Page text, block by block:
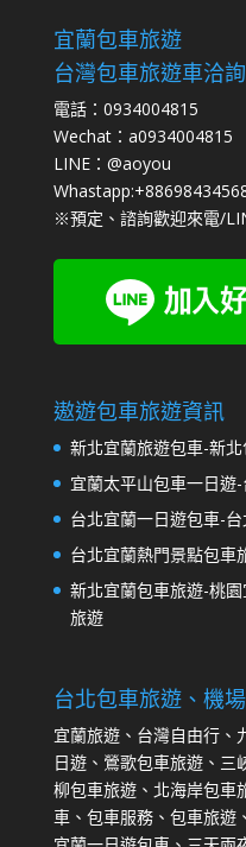
宜蘭包車旅遊
台灣包車旅遊車洽詢
電話：0934004815
Wechat：a0934004815
LINE：@aoyou
※預定、諮詢歡迎來電/
遨遊包車旅遊資訊
新北宜蘭旅遊包車-新
宜蘭太平山包車一日遊
台北宜蘭一日遊包車-
台北宜蘭熱門景點包車
新北宜蘭包車旅遊-桃
旅遊
台北包車旅遊、機
宜蘭旅遊、台灣自由行、
日遊、鶯歌包車旅遊、三
柳包車旅遊、北海岸包車
車、包車服務、包車旅遊